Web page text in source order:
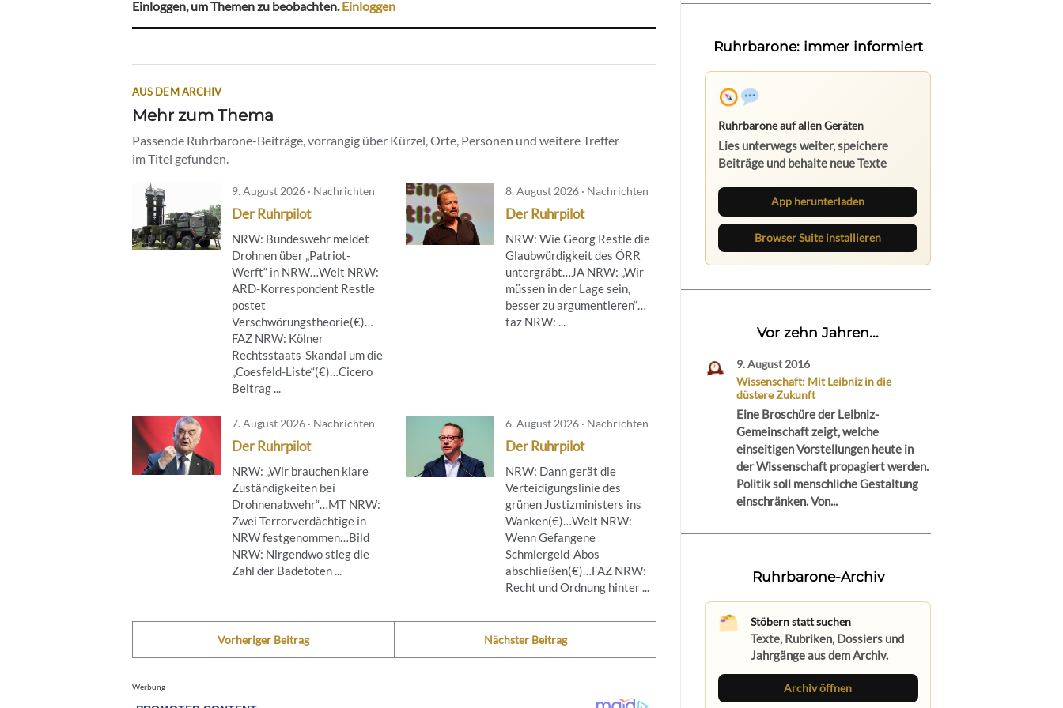
Einloggen, um Themen zu beobachten.Einloggen
AUS DEM ARCHIV
Mehr zum Thema
Passende Ruhrbarone-Beiträge, vorrangig über Kürzel, Orte, Personen und weitere Treffer
im Titel gefunden.
9. August 2026 · Nachrichten
Der Ruhrpilot
NRW: Bundeswehr meldet
Drohnen über „Patriot-
Werft“ in NRW…Welt NRW:
ARD-Korrespondent Restle
postet
Verschwörungstheorie(€)…
FAZ NRW: Kölner
Rechtsstaats-Skandal um die
„Coesfeld-Liste“(€)…Cicero
Beitrag ...
8. August 2026 · Nachrichten
Der Ruhrpilot
NRW: Wie Georg Restle die
Glaubwürdigkeit des ÖRR
untergräbt…JA NRW: „Wir
müssen in der Lage sein,
besser zu argumentieren“…
taz NRW: ...
7. August 2026 · Nachrichten
Der Ruhrpilot
NRW: „Wir brauchen klare
Zuständigkeiten bei
Drohnenabwehr“…MT NRW:
Zwei Terrorverdächtige in
NRW festgenommen…Bild
NRW: Nirgendwo stieg die
Zahl der Badetoten ...
6. August 2026 · Nachrichten
Der Ruhrpilot
NRW: Dann gerät die
Verteidigungslinie des
grünen Justizministers ins
Wanken(€)…Welt NRW:
Wenn Gefangene
Schmiergeld-Abos
abschließen(€)…FAZ NRW:
Recht und Ordnung hinter ...
Vorheriger Beitrag Nächster Beitrag
Werbung
Ruhrbarone: immer informiert
Ruhrbarone auf allen Geräten
Lies unterwegs weiter, speichere
Beiträge und behalte neue Texte
App herunterladen
Browser Suite installieren
Vor zehn Jahren...
9. August 2016
Wissenschaft: Mit Leibniz in die
düstere Zukunft
Eine Broschüre der Leibniz-
Gemeinschaft zeigt, welche
einseitigen Vorstellungen heute in
der Wissenschaft propagiert werden.
Politik soll menschliche Gestaltung
einschränken. Von...
Ruhrbarone-Archiv
Stöbern statt suchen
Texte, Rubriken, Dossiers und
Jahrgänge aus dem Archiv.
Archiv öffnen